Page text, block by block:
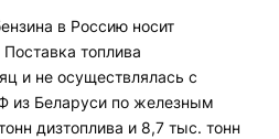
в Россию носит
топлива
и не осуществлялась с
из Беларуси по железным
дизтоплива и 8,7 тыс. тонн